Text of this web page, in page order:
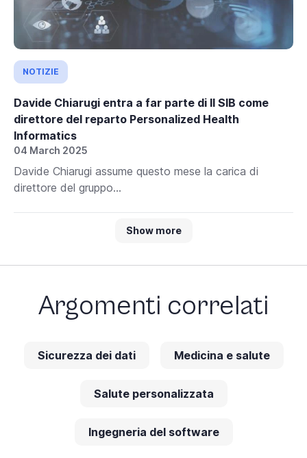
NOTIZIE
Davide Chiarugi entra a far parte di Il SIB come
direttore del reparto Personalized Health
Informatics
04 March 2025
Davide Chiarugi assume questo mese la carica di
direttore del gruppo...
Show more
Argomenti correlati
Sicurezza dei dati Medicina e salute
Salute personalizzata
Ingegneria del software